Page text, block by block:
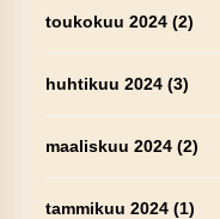
toukokuu 2024(2)
huhtikuu 2024(3)
maaliskuu 2024(2)
tammikuu 2024(1)